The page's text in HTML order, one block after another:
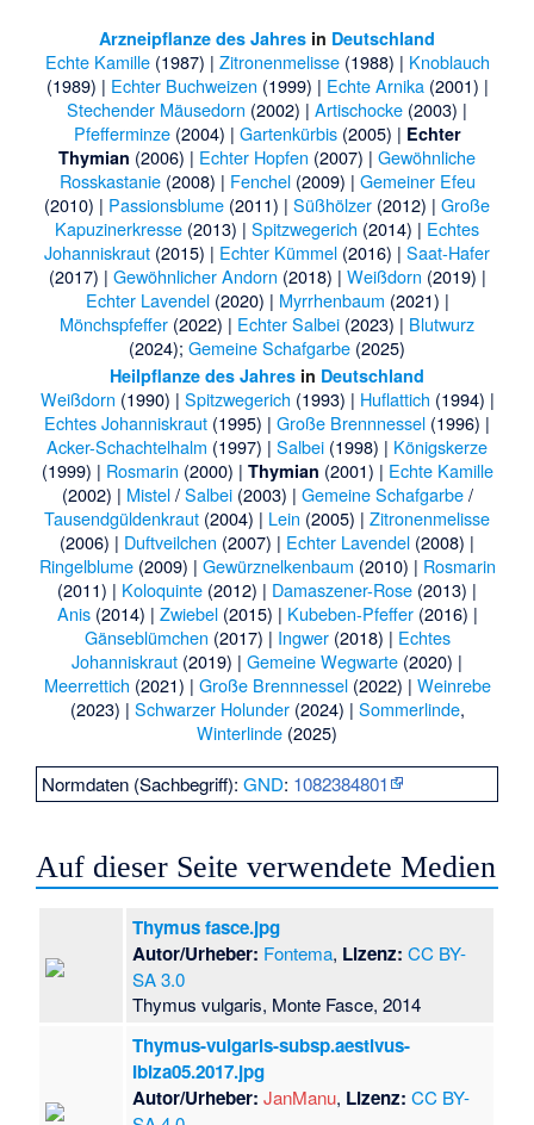
Arzneipflanze des Jahres in Deutschland
Echte Kamille(1987) | Zitronenmelisse(1988) | Knoblauch
(1989) | Echter Buchweizen (1999) | Echte Arnika(2001) |
Stechender Mäusedorn (2002) | Artischocke (2003) |
Pfefferminze(2004) | Gartenkürbis(2005) | Echter
Thymian (2006) | Echter Hopfen (2007) | Gewöhnliche
Rosskastanie(2008) | Fenchel(2009) | Gemeiner Efeu
(2010) | Passionsblume (2011) | Süßhölzer (2012) | Große
Kapuzinerkresse (2013) | Spitzwegerich (2014) | Echtes
Johanniskraut (2015) | Echter Kümmel (2016) | Saat-Hafer
(2017) | Gewöhnlicher Andorn (2018) | Weißdorn (2019) |
Echter Lavendel(2020) | Myrrhenbaum (2021) |
Mönchspfeffer (2022) | Echter Salbei (2023) | Blutwurz
(2024); Gemeine Schafgarbe (2025)
Heilpflanze des Jahres in Deutschland
Weißdorn (1990) | Spitzwegerich (1993) | Huflattich (1994) |
Echtes Johanniskraut (1995) | Große Brennnessel (1996) |
Acker-Schachtelhalm (1997) | Salbei (1998) | Königskerze
(1999) | Rosmarin (2000) | Thymian (2001) | Echte Kamille
(2002) | Mistel/Salbei(2003) | Gemeine Schafgarbe/
Tausendgüldenkraut (2004) | Lein (2005) | Zitronenmelisse
(2006) | Duftveilchen (2007) | Echter Lavendel (2008) |
Ringelblume(2009) | Gewürznelkenbaum (2010) | Rosmarin
(2011) | Koloquinte (2012) | Damaszener-Rose (2013) |
Anis(2014) | Zwiebel(2015) | Kubeben-Pfeffer(2016) |
Gänseblümchen (2017) | Ingwer(2018) | Echtes
Johanniskraut (2019) | Gemeine Wegwarte (2020) |
Meerrettich (2021) | Große Brennnessel(2022) | Weinrebe
(2023) | Schwarzer Holunder(2024) | Sommerlinde,
Winterlinde (2025)
Normdaten (Sachbegriff):GND: 1082384801
Auf dieser Seite verwendete Medien
Thymus fasce.jpg
Autor/Urheber: Fontema, Lizenz: CC BY-
SA 3.0
Thymus vulgaris, Monte Fasce, 2014
Thymus-vulgaris-subsp.aestivus-
Ibiza05.2017.jpg
Autor/Urheber: JanManu, Lizenz: CC BY-